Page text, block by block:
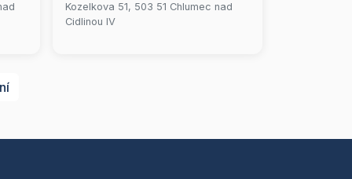
pro gurmánské zážitky pod širým
Kozelkova 51, 503 51 Chlumec nad
Cidlinou IV